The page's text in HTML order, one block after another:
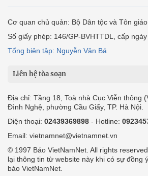
Cơ quan chủ quản: Bộ Dân tộc và Tôn giáo
Số giấy phép: 146/GP-BVHTTDL, cấp
Tổng biên tập: Nguyễn Văn Bá
Liên hệ tòa soạn
Địa chỉ: Tầng 18, Toà nhà Cục Viễn thông
Đình Nghệ, phường Cầu Giấy, TP. Hà Nội.
Điện thoại: 02439369898 - Hotline:
Email: vietnamnet@vietnamnet.vn
© 1997 Báo VietNamNet. All rights
lại thông tin từ website này khi có sự đồng
báo VietNamNet.